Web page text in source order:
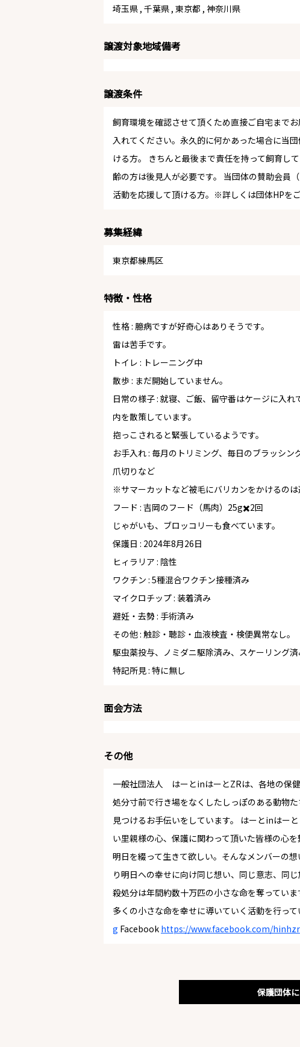
埼玉県 , 千葉県 , 東京都 , 神奈川県
譲渡対象地域備考
譲渡条件
飼育環境を確認させて頂くため直接ご自宅まで
入れてください。永久的に何かあった場合に当
ける方。 きちんと最後まで責任を持って飼育し
齢の方は後見人が必要です。 当団体の賛助会員
活動を応援して頂ける方。※詳しくは団体HPを
募集経緯
東京都練馬区
特徴・性格
性格 : 臆病ですが好奇心はありそうです。
雷は苦手です。
トイレ : トレーニング中
散歩 : まだ開始していません。
日常の様子 : 就寝、ご飯、留守番はケージに入
内を散策しています。
抱っこされると緊張しているようです。
お手入れ : 毎月のトリミング、毎日のブラッシ
爪切りなど
※サマーカットなど被毛にバリカンをかけるのは
フード : 吉岡のフード（馬肉）25g✖️2回
じゃがいも、ブロッコリーも食べています。
保護日 : 2024年8月26日
ヒィラリア : 陰性
ワクチン : 5種混合ワクチン接種済み
マイクロチップ : 装着済み
避妊・去勢 : 手術済み
その他 : 触診・聴診・血液検査・検便異常なし。
駆虫薬投与、ノミダニ駆除済み、スケーリング
特記所見 : 特に無し
面会方法
その他
一般社団法人 はーとinはーとZRは、各地の保
処分寸前で行き場をなくしたしっぽのある動物
見つけるお手伝いをしています。 はーとinはー
い里親様の心、保護に関わって頂いた皆様の心
明日を綴って生きて欲しい。そんなメンバーの
り明日への幸せに向け同じ想い、同じ意志、同
殺処分は年間約数十万匹の小さな命を奪ってい
多くの小さな命を幸せに導いていく活動を行っ
g Facebook https://www.facebook.com/hinhzr
保護団体